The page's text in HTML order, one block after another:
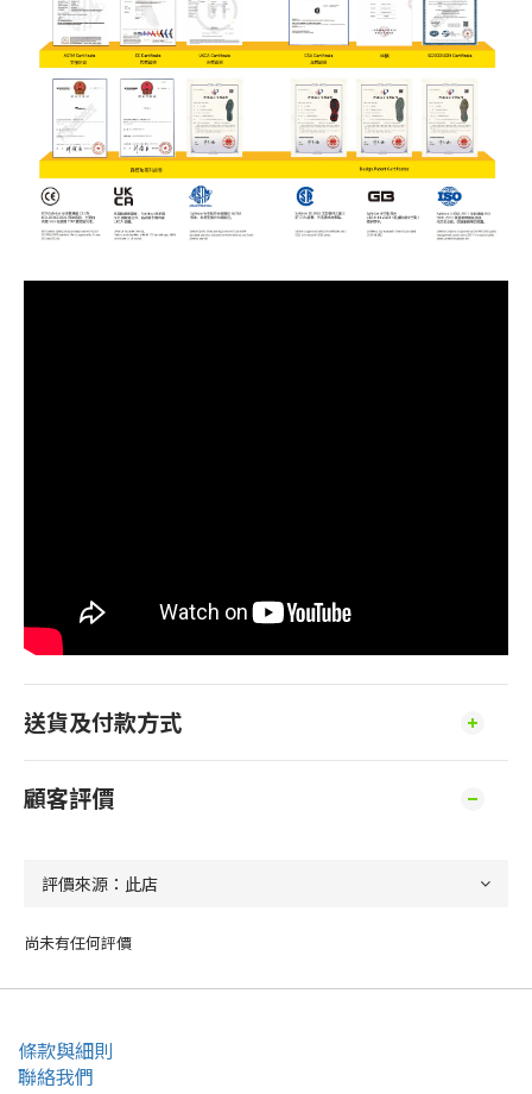
送貨及付款方式
顧客評價
尚未有任何評價
條款與細則
聯絡我們